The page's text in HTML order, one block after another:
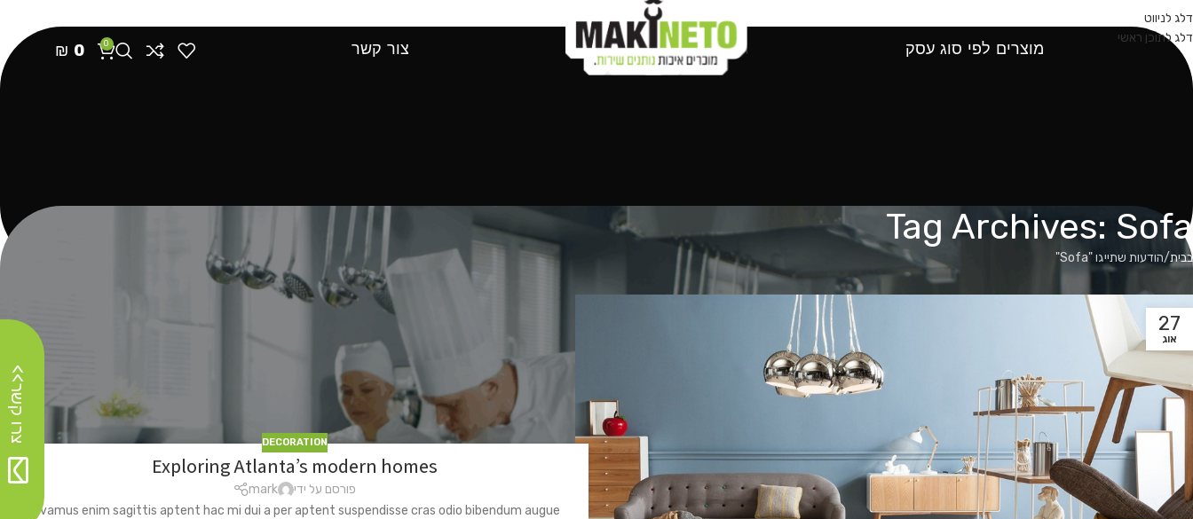
דלג לניווט
דלג לתוכן ראשי
מוצרים לפי סוג עסק צור קשר 0
₪ 0
Tag Archives: Sofa
בבית הודעות שתייגו "Sofa"
27
אוג
DECORATION
Exploring Atlanta’s modern homes
פורסם על ידי
mark
Vivamus enim sagittis aptent hac mi dui a per aptent suspendisse cras odio bibendum augue
צרו קשר>>